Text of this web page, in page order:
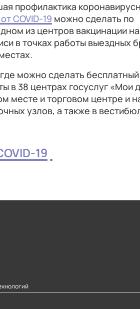
профилактика
COVID-19 можно сделать по
из центров вакцинации
в точках работы выездных
можно сделать
в 38 центрах госуслуг «Мои
месте и торговом центре и
узлов, а также в
19